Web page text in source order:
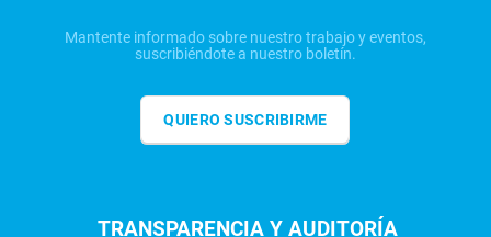
Mantente informado sobre nuestro trabajo y eventos,
suscribiéndote a nuestro boletín.
QUIERO SUSCRIBIRME
TRANSPARENCIA Y AUDITORÍA